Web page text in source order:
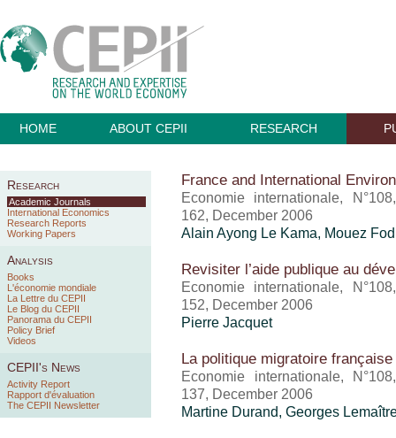
HOME ABOUT CEPII RESEARCH
Research
Academic Journals
International Economics
Research Reports
Working Papers
Analysis
Books
L'économie mondiale
La Lettre du CEPII
Le Blog du CEPII
Panorama du CEPII
Policy Brief
Videos
CEPII's News
Activity Report
Rapport d'évaluation
The CEPII Newsletter
France and International
Economie internationale,
162, December 2006
Alain Ayong Le Kama, Mouez
Revisiter l’aide publique au
Economie internationale,
152, December 2006
Pierre Jacquet
La politique migratoire
Economie internationale,
137, December 2006
Martine Durand, Georges